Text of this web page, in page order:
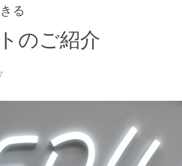
る
のご紹介